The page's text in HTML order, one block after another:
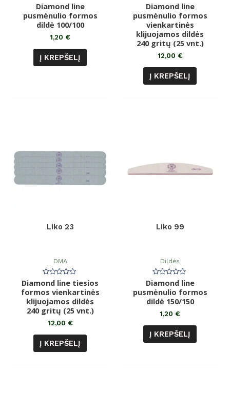
Įvertinimas:
0
iš
5
Diamond line
pusmėnulio formos
dildė 100/100
1,20 €
Į KREPŠELĮ
Įvertinimas:
5.00
iš 5
Diamond line
pusmėnulio formos
vienkartinės
klijuojamos dildės
240 gritų (25 vnt.)
12,00 €
Į KREPŠELĮ
Liko 23
DMA
Įvertinimas:
0
iš
5
Diamond line tiesios
formos vienkartinės
klijuojamos dildės
240 gritų (25 vnt.)
12,00 €
Į KREPŠELĮ
Liko 99
Dildės
Įvertinimas:
0
iš
5
Diamond line
pusmėnulio formos
dildė 150/150
1,20 €
Į KREPŠELĮ